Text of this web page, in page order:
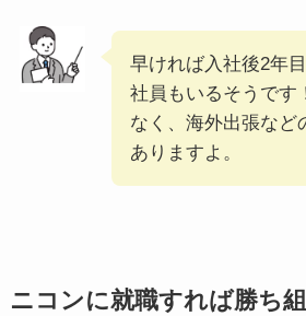
早ければ入社後2年
社員もいるそうです
なく、海外出張など
ありますよ。
ニコンに就職すれば勝ち